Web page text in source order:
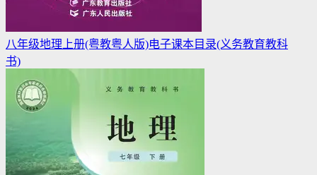
八年级地理上册(粤教粤人版)电子课本目录(义务教育教科
书)